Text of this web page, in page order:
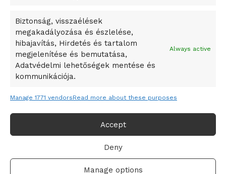
Biztonság, visszaélések
megakadályozása és észlelése,
hibajavítás, Hirdetés és tartalom
megjelenítése és bemutatása,
Adatvédelmi lehetőségek mentése és
kommunikációja.
Always active
Manage 1771 vendorsRead more about these purposes
Accept
Deny
Manage options
Dzsingisz kán hódító hadjárata okozta
Kuramagomedov ötödik, Muszukajev elődöntős – Birkózó
világkupa
Adatvédelmi irányelvek